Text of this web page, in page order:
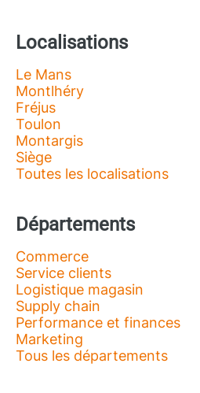
Localisations
Le Mans
Montlhéry
Fréjus
Toulon
Montargis
Siège
Toutes les localisations
Départements
Commerce
Service clients
Logistique magasin
Supply chain
Performance et finances
Marketing
Tous les départements